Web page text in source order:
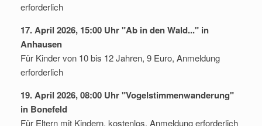
erforderlich
17. April 2026, 15:00 Uhr "Ab in den Wald..." in
Anhausen
Für Kinder von 10 bis 12 Jahren, 9 Euro, Anmeldung
erforderlich
19. April 2026, 08:00 Uhr "Vogelstimmenwanderung"
in Bonefeld
Für Eltern mit Kindern, kostenlos, Anmeldung erforderlich